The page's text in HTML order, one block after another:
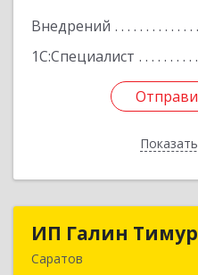
Внедрений
1С:Специалист
ИП Галин
Саратов
ИП Галин